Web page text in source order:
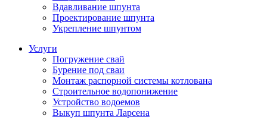
Вдавливание шпунта
Проектирование шпунта
Укрепление шпунтом
Услуги
Погружение свай
Бурение под сваи
Монтаж распорной системы котлована
Строительное водопонижение
Устройство водоемов
Выкуп шпунта Ларсена